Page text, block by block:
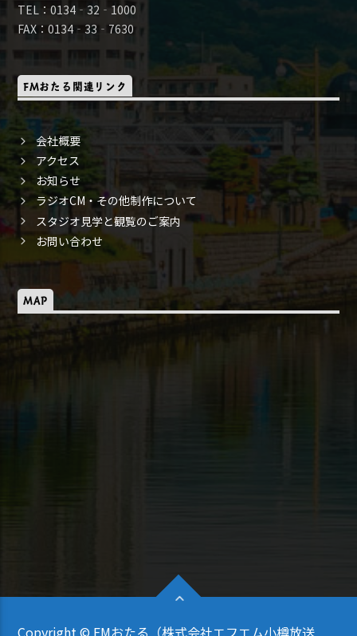
TEL：0134‐32‐1000
FAX：0134‐33‐7630
FMおたる関連リンク
会社概要
アクセス
お知らせ
ラジオCM・その他制作について
スタジオ見学と観覧のご案内
お問い合わせ
MAP